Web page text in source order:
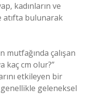
kadınların ve
bulunarak
mutfağında çalışan
kaç cm olur?”
etkileyen bir
geleneksel